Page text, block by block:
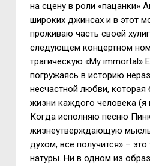
на сцену в роли «пацанки»
широких джинсах и в этот
проживаю часть своей
следующем концертном
трагическую «My immortal»
погружаясь в историю
несчастной любви,
жизни каждого человека (я
Когда исполняю песню
жизнеутверждающую мысль
духом, всё получится» –
натуры. Ни в одном из